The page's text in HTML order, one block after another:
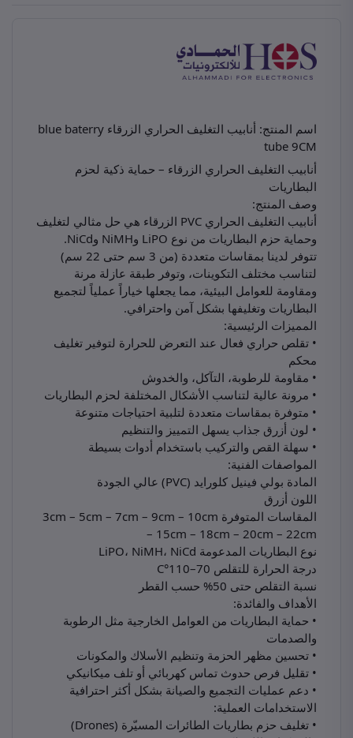
اسم المنتج: أنابيب التغليف الحراري الزرقاء blue baterry
tube 9CM
أنابيب التغليف الحراري الزرقاء – حماية ذكية لحزم
البطاريات
وصف المنتج:
أنابيب التغليف الحراري PVC الزرقاء هي حل مثالي لتغليف
وحماية حزم البطاريات من نوع LiPO وNiMH وNiCd.
تتوفر لدينا بمقاسات متعددة (من 3 سم حتى 22 سم)
لتناسب مختلف التكوينات، وتوفر طبقة عازلة مرنة
ومقاومة للعوامل البيئية، مما يجعلها خياراً عملياً لتجميع
البطاريات وتغليفها بشكل آمن واحترافي.
المميزات الرئيسية:
• تقلص حراري فعال عند التعرض للحرارة لتوفير تغليف
محكم
• مقاومة للرطوبة، التآكل، والخدوش
• مرونة عالية لتناسب الأشكال المختلفة لحزم البطاريات
• متوفرة بمقاسات متعددة لتلبية احتياجات متنوعة
• لون أزرق جذاب يسهل التمييز والتنظيم
• سهلة القص والتركيب باستخدام أدوات بسيطة
المواصفات الفنية:
المادة بولي فينيل كلورايد (PVC) عالي الجودة
اللون أزرق
المقاسات المتوفرة 3cm – 5cm – 7cm – 9cm – 10cm
– 15cm – 18cm – 20cm – 22cm
نوع البطاريات المدعومة LiPO، NiMH، NiCd
درجة الحرارة للتقلص 70–110°C
نسبة التقلص حتى 50% حسب القطر
الأهداف والفائدة:
• حماية البطاريات من العوامل الخارجية مثل الرطوبة
والصدمات
• تحسين مظهر الحزمة وتنظيم الأسلاك والمكونات
• تقليل فرص حدوث تماس كهربائي أو تلف ميكانيكي
• دعم عمليات التجميع والصيانة بشكل أكثر احترافية
الاستخدامات العملية:
• تغليف حزم بطاريات الطائرات المسيّرة (Drones)